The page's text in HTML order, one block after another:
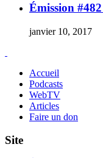
Émission
janvier 10, 2017
Accueil
Podcasts
WebTV
Articles
Faire un don
Site